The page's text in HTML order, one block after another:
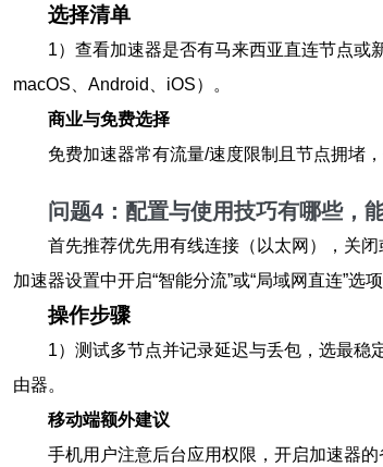
选择清单
1）查看加速器是否有马来西亚直连节点或
macOS、Android、iOS）。
商业与免费选择
免费加速器常有流量/速度限制且节点拥堵
问题4：配置与使用技巧有哪些，
首先推荐优先用有线连接（以太网），关
加速器设置中开启“智能分流”或“局域网直连”选
操作步骤
1）测试多节点并记录延迟与丢包，选最稳
由器。
移动端额外建议
手机用户注意后台应用权限，开启加速器